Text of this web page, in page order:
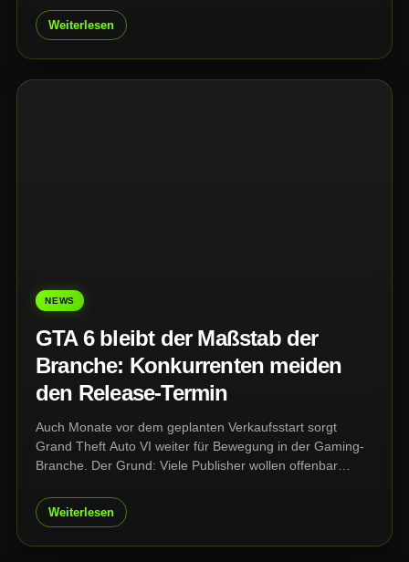
Vorbestellungen für GTA 6 beginnen am 25. Juni 2026 in
digitalen Stores und bei ausgewählten Händlern.
Weiterlesen
NEWS
GTA 6 bleibt der Maßstab der
Branche: Konkurrenten meiden
den Release-Termin
Auch Monate vor dem geplanten Verkaufsstart sorgt
Grand Theft Auto VI weiter für Bewegung in der Gaming-
Branche. Der Grund: Viele Publisher wollen offenbar
Release des Rockstar-Blockbusters zu veröffentlichen.
Weiterlesen